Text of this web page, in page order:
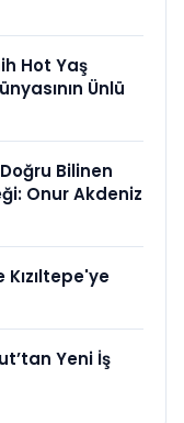
Hot Yaş
Ünlü
Bilinen
Onur Akdeniz
Kızıltepe'ye
Yeni İş